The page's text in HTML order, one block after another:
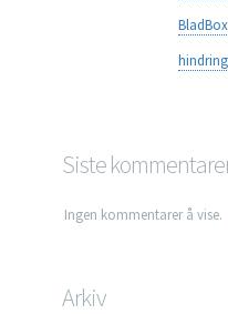
Siste
Ingen kommentarer å vise.
Arkiv